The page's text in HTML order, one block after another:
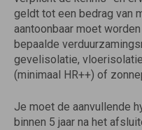
geldt tot een bedrag van
aantoonbaar moet
bepaalde
gevelisolatie,
(minimaal HR++) of
Je moet de aanvullende
binnen 5 jaar na het